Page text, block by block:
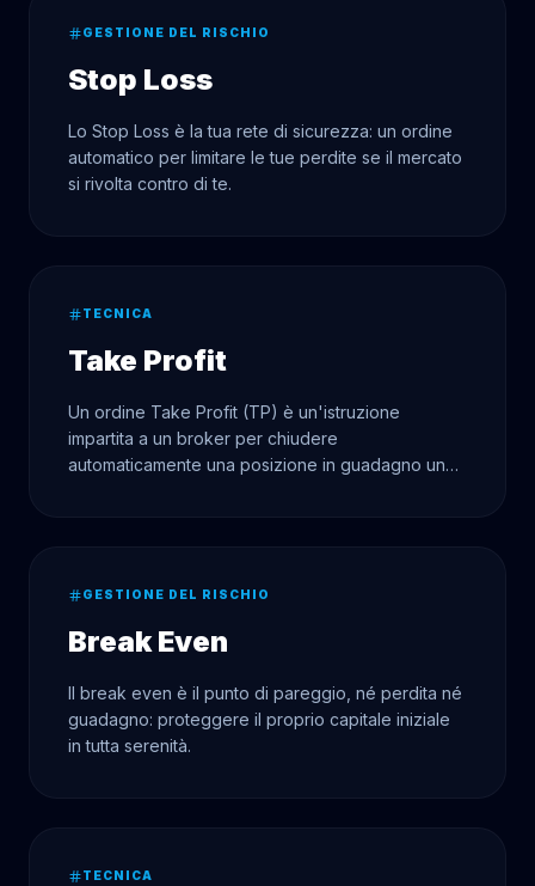
GESTIONE DEL RISCHIO
Stop Loss
Lo Stop Loss è la tua rete di sicurezza: un ordine
automatico per limitare le tue perdite se il mercato
si rivolta contro di te.
TECNICA
Take Profit
Un ordine Take Profit (TP) è un'istruzione
impartita a un broker per chiudere
automaticamente una posizione in guadagno una
GESTIONE DEL RISCHIO
Break Even
Il break even è il punto di pareggio, né perdita né
guadagno: proteggere il proprio capitale iniziale
in tutta serenità.
TECNICA